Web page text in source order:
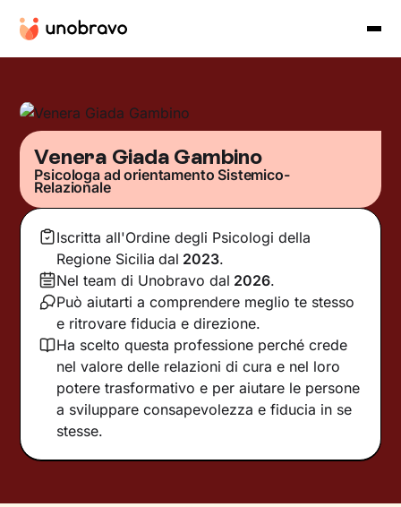
Venera Giada Gambino
Psicologa ad orientamento Sistemico-
Relazionale
Iscritta all'Ordine degli Psicologi della
Regione Sicilia dal 2023.
Nel team di Unobravo dal 2026.
Può aiutarti a comprendere meglio te stesso
e ritrovare fiducia e direzione.
Ha scelto questa professione perché crede
nel valore delle relazioni di cura e nel loro
potere trasformativo e per aiutare le persone
a sviluppare consapevolezza e fiducia in se
stesse.